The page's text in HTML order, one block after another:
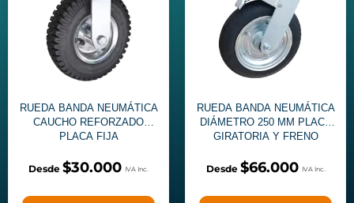
RUEDA BANDA NEUMÁTICA
CAUCHO REFORZADO
PLACA FIJA
$30.000
RUEDA BANDA NEUMÁTICA
DIÁMETRO 250 MM PLACA
GIRATORIA Y FRENO
$66.000